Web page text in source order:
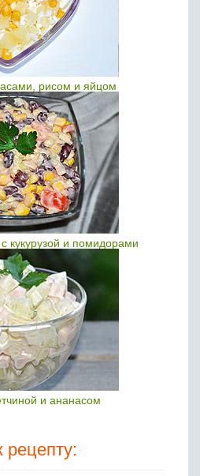
рисом и яйцом
кукурузой и помидорами
и ананасом
рецепту: